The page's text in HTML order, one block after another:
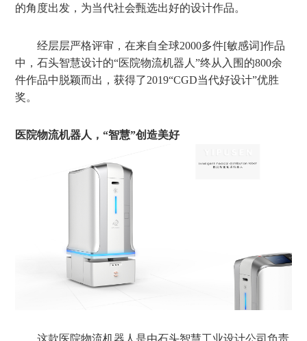
的角度出发，为当代社会甄选出好的设计作品。
经层层严格评审，在来自全球2000多件[敏感词]作品
中，石头智慧设计的“医院物流机器人”终从入围的800余
件作品中脱颖而出，获得了2019“CGD当代好设计”优胜
奖。
医院物流机器人，“智慧”创造美好
这款医院物流机器人是由石头智慧工业设计公司负责